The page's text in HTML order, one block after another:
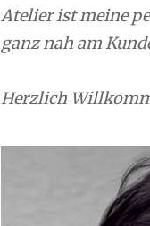
Atelier ist meine
ganz nah am
Herzlich